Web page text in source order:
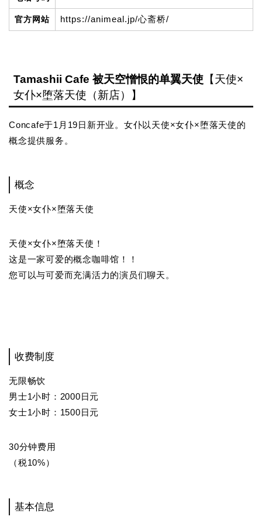
官方网站 https://animeal.jp/心斋桥/
Tamashii Cafe 被天空憎恨的单翼天使 【天使×
女仆×堕落天使（新店）】
Concafe于1月19日新开业。女仆以天使×女仆×堕落天使的
概念提供服务。
概念
天使×女仆×堕落天使
天使×女仆×堕落天使！
这是一家可爱的概念咖啡馆！！
您可以与可爱而充满活力的演员们聊天。
收费制度
无限畅饮
男士1小时：2000日元
女士1小时：1500日元
30分钟费用
（税10%）
基本信息